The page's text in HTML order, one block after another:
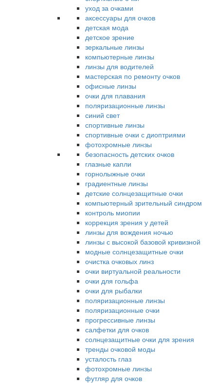
уход за очками
аксессуары для очков
детская мода
детское зрение
зеркальные линзы
компьютерные линзы
линзы для водителей
мастерская по ремонту очков
офисные линзы
очки для плавания
поляризационные линзы
синий свет
спортивные линзы
спортивные очки с диоптриями
фотохромные линзы
безопасность детских очков
глазные капли
горнолыжные очки
градиентные линзы
детские солнцезащитные очки
компьютерный зрительный синдром
контроль миопии
коррекция зрения у детей
линзы для вождения ночью
линзы с высокой базовой кривизной
модные солнцезащитные очки
очистка очковых линз
очки виртуальной реальности
очки для гольфа
очки для рыбалки
поляризационные линзы
поляризационные очки
прогрессивные линзы
салфетки для очков
солнцезащитные очки для зрения
тренды очковой моды
усталость глаз
фотохромные линзы
футляр для очков